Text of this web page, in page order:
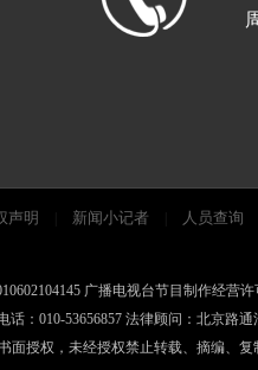
声明 新闻小记者 人员查询
广播电视台节目制作经营
：010-53656857 法律顾问：北京路
授权，未经授权禁止转载、摘编、复